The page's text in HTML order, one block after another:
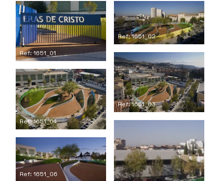
Ref: 1651_01
Ref: 1651_02
Ref: 1651_03
Ref: 1651_04
Ref: 1651_06